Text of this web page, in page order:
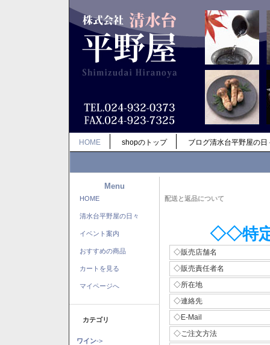
HOME shopのトップ ブログ清水台平野屋の日
Menu
HOME
清水台平野屋の日々
イベント案内
おすすめの商品
カートを見る
マイページへ
カテゴリ
ワイン->
配送と返品について
◇◇特
◇販売店舗名
◇販売責任者名
◇所在地
◇連絡先
◇E-Mail
◇ご注文方法